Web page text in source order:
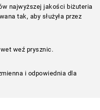
najwyższej jakości biżuteria
tak, aby służyła przez
weź prysznic.
i odpowiednia dla